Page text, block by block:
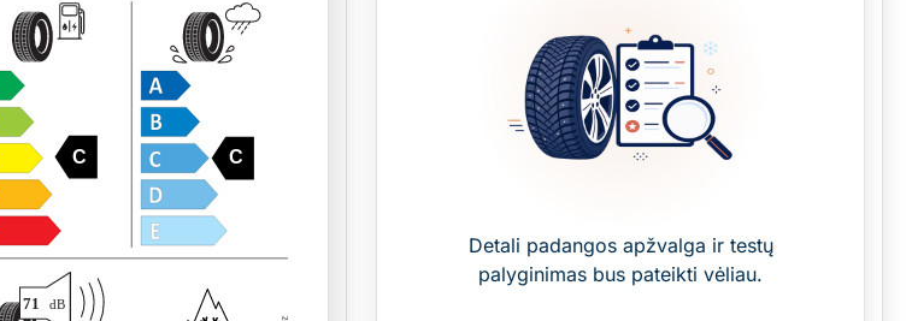
C C
71 dB
Detali padangos apžvalga ir testų
palyginimas bus pateikti vėliau.